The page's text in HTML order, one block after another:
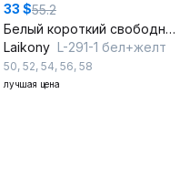
33 $55.2
Белый короткий свободный джемпер из хлопка с декоративной печатью
Laikony L-291-1 бел+желт
50, 52, 54, 56, 58
лучшая цена